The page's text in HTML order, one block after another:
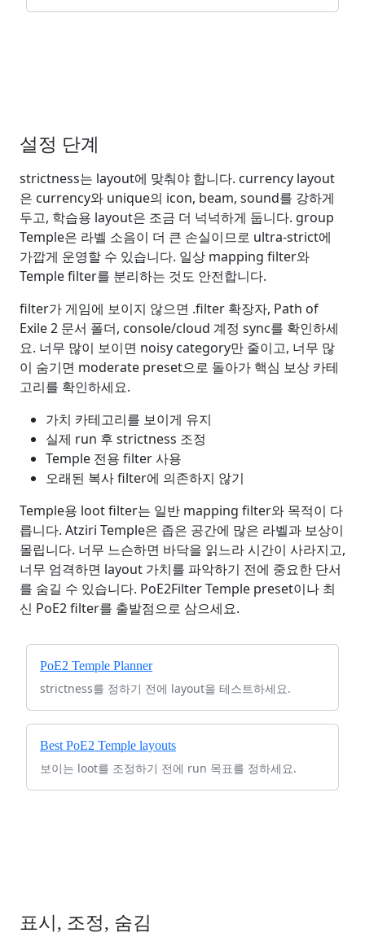
설정 단계
strictness는 layout에 맞춰야 합니다. currency layout
은 currency와 unique의 icon, beam, sound를 강하게
두고, 학습용 layout은 조금 더 넉넉하게 둡니다. group
Temple은 라벨 소음이 더 큰 손실이므로 ultra-strict에
가깝게 운영할 수 있습니다. 일상 mapping filter와
Temple filter를 분리하는 것도 안전합니다.
filter가 게임에 보이지 않으면 .filter 확장자, Path of
Exile 2 문서 폴더, console/cloud 계정 sync를 확인하세
요. 너무 많이 보이면 noisy category만 줄이고, 너무 많
이 숨기면 moderate preset으로 돌아가 핵심 보상 카테
고리를 확인하세요.
가치 카테고리를 보이게 유지
실제 run 후 strictness 조정
Temple 전용 filter 사용
오래된 복사 filter에 의존하지 않기
Temple용 loot filter는 일반 mapping filter와 목적이 다
릅니다. Atziri Temple은 좁은 공간에 많은 라벨과 보상이
몰립니다. 너무 느슨하면 바닥을 읽느라 시간이 사라지고,
너무 엄격하면 layout 가치를 파악하기 전에 중요한 단서
를 숨길 수 있습니다. PoE2Filter Temple preset이나 최
신 PoE2 filter를 출발점으로 삼으세요.
PoE2 Temple Planner
strictness를 정하기 전에 layout을 테스트하세요.
Best PoE2 Temple layouts
보이는 loot를 조정하기 전에 run 목표를 정하세요.
표시, 조정, 숨김